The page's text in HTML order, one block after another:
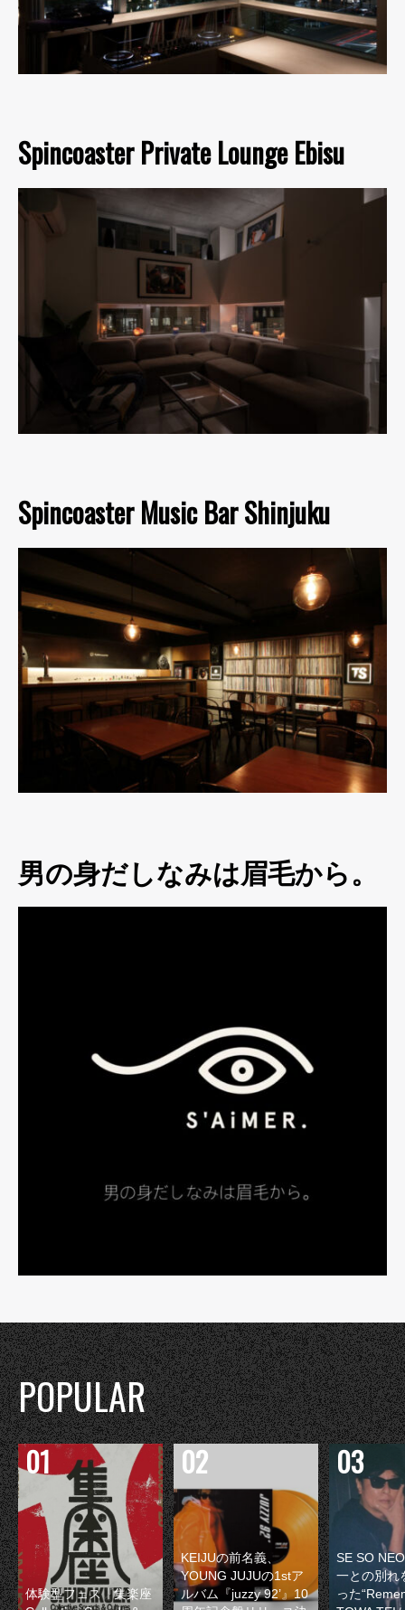
Spincoaster Private Lounge Ebisu
Spincoaster Music Bar Shinjuku
男の身だしなみは眉毛から。
POPULAR
体験型フェス『集楽座
KEIJUの前名義、
YOUNG JUJUの1stア
ルバム『juzzy 92’』10
SE SO
一との別れ
った